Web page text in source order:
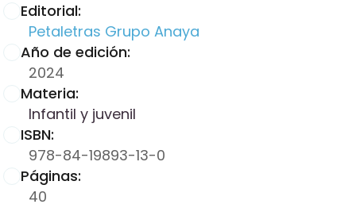
Editorial:
Petaletras Grupo Anaya
Año de edición:
2024
Materia:
Infantil y juvenil
ISBN:
978-84-19893-13-0
Páginas:
40